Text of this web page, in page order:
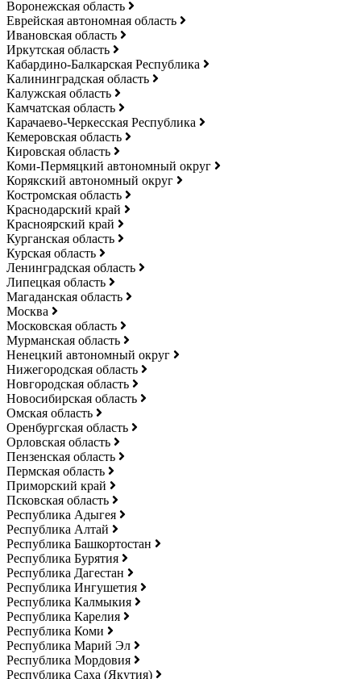
Воронежская область
Еврейская автономная область
Ивановская область
Иркутская область
Кабардино-Балкарская Республика
Калининградская область
Калужская область
Камчатская область
Карачаево-Черкесская Республика
Кемеровская область
Кировская область
Коми-Пермяцкий автономный округ
Корякский автономный округ
Костромская область
Краснодарский край
Красноярский край
Курганская область
Курская область
Ленинградская область
Липецкая область
Магаданская область
Москва
Московская область
Мурманская область
Ненецкий автономный округ
Нижегородская область
Новгородская область
Новосибирская область
Омская область
Оренбургская область
Орловская область
Пензенская область
Пермская область
Приморский край
Псковская область
Республика Адыгея
Республика Алтай
Республика Башкортостан
Республика Бурятия
Республика Дагестан
Республика Ингушетия
Республика Калмыкия
Республика Карелия
Республика Коми
Республика Марий Эл
Республика Мордовия
Республика Саха (Якутия)